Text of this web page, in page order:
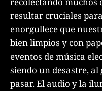
resultar cruciales
enorgullece que
bien limpios y con
eventos de música
siendo un desastre,
pasar. El audio y la